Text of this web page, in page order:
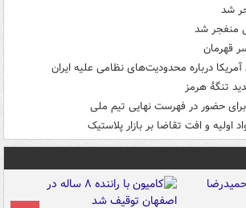
شد
منفجر شد
قهرمان
درباره محدودیت‌های نظامی علیه ایران
تنگۀ هرمز
اولیه و افت تقاضا بر بازار پلاستیک